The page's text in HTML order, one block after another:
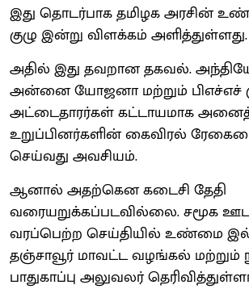
இது தொடர்பாக தமிழக அரசின்
குழு இன்று விளக்கம் அளித்துள்ளது.
அதில் இது தவறான தகவல்.
அன்னை யோஜனா மற்றும் பிஎச்எச்
அட்டைதாரர்கள் கட்டாயமாக
உறுப்பினர்களின் கைவிரல்
செய்வது அவசியம்.
ஆனால் அதற்கென கடைசி தேதி
வரையறுக்கப்படவில்லை. சமூக
வரப்பெற்ற செய்தியில் உண்மை
தஞ்சாவூர் மாவட்ட வழங்கல் மற்றும்
பாதுகாப்பு அலுவலர்